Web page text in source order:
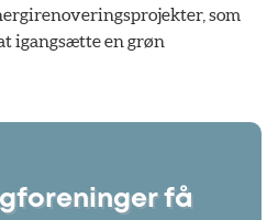
som
igangsætte en grøn
få